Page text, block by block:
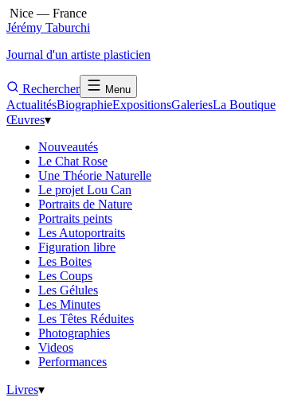
Nice — France
Jérémy Taburchi
Journal d'un artiste plasticien
Rechercher Menu
ActualitésBiographieExpositionsGaleriesLa Boutique
Œuvres▾
Nouveautés
Le Chat Rose
Une Théorie Naturelle
Le projet Lou Can
Portraits de Nature
Portraits peints
Les Autoportraits
Figuration libre
Les Boites
Les Coups
Les Gélules
Les Minutes
Les Têtes Réduites
Photographies
Videos
Performances
Livres▾